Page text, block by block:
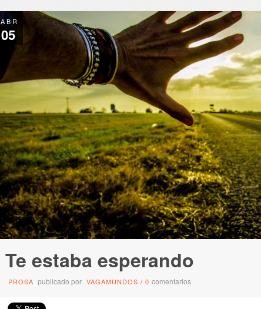
ABR
05
Te estaba esperando
PROSA publicado por VAGAMUNDOS / 0 comentarios